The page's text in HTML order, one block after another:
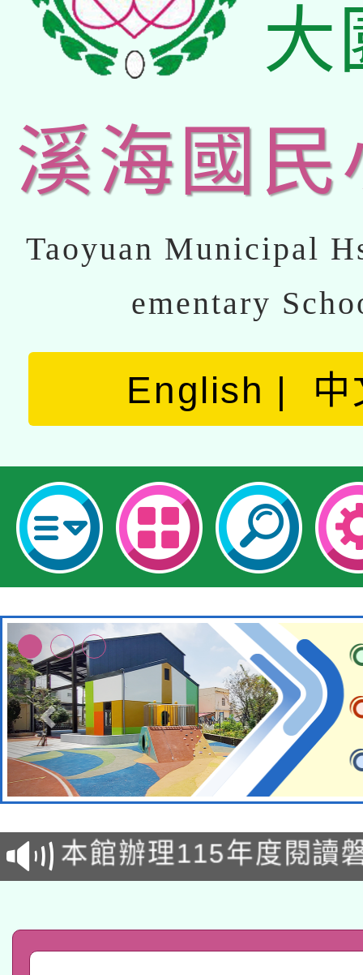
大
溪海國民
Taoyuan Municipal
ementary
English 中
適應運動共學行動站研
本館辦理115年度閱讀
暨閱讀推動專業研習
科技賦能─人工智慧
礎課程
A3數位素養講師名單